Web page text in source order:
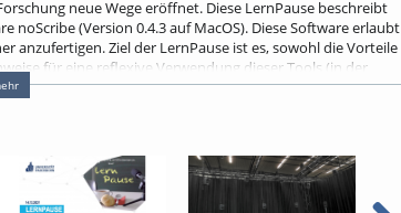
neue Wege eröffnet. Diese LernPause beschreibt
(Version 0.4.3 auf MacOS). Diese Software erlaubt
anzufertigen. Ziel der LernPause ist es, sowohl die Vorteile
für eine reflexive Verwendung dieser Tools (in der
den praktischen Umgang mit der Software für